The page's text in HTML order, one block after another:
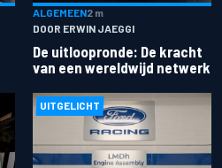
ALGEMEEN2 m
DOOR ERWIN JAEGGI
De uitloopronde: De kracht
van een wereldwijd netwerk
UITGELICHT